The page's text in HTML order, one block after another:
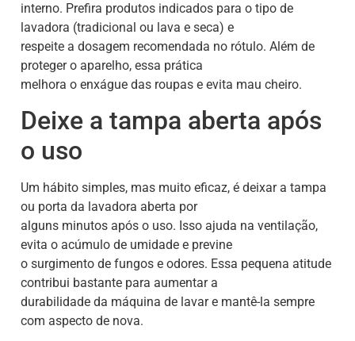
interno. Prefira produtos indicados para o tipo de
lavadora (tradicional ou lava e seca) e
respeite a dosagem recomendada no rótulo. Além de
proteger o aparelho, essa prática
melhora o enxágue das roupas e evita mau cheiro.
Deixe a tampa aberta após
o uso
Um hábito simples, mas muito eficaz, é deixar a tampa
ou porta da lavadora aberta por
alguns minutos após o uso. Isso ajuda na ventilação,
evita o acúmulo de umidade e previne
o surgimento de fungos e odores. Essa pequena atitude
contribui bastante para aumentar a
durabilidade da máquina de lavar e mantê-la sempre
com aspecto de nova.